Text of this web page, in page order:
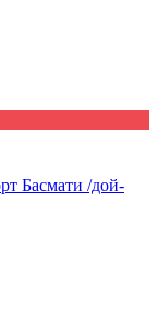
Басмати /дой-